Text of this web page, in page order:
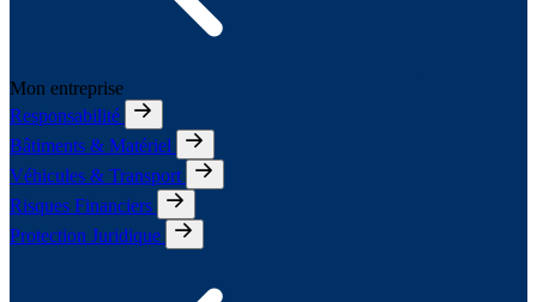
Mon entreprise
Responsabilité
Bâtiments & Matériel
Véhicules & Transport
Risques Financiers
Protection Juridique